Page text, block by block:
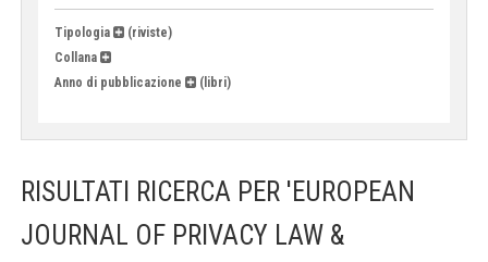
Tipologia
(riviste)
Collana
Anno di pubblicazione
(libri)
RISULTATI RICERCA PER 'EUROPEAN
JOURNAL OF PRIVACY LAW &